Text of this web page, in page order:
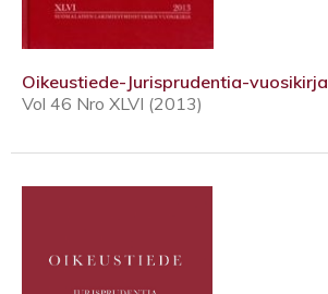
Oikeustiede-Jurisprudentia-vuosikirja
Vol 46 Nro XLVI (2013)